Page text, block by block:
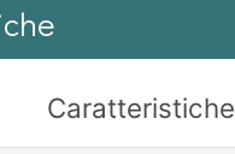
Caratteristiche